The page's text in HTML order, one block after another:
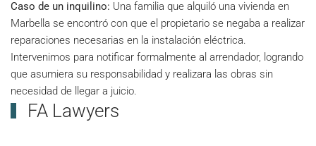
Caso de un inquilino: Una familia que alquiló una vivienda en
Marbella se encontró con que el propietario se negaba a realizar
reparaciones necesarias en la instalación eléctrica.
Intervenimos para notificar formalmente al arrendador, logrando
que asumiera su responsabilidad y realizara las obras sin
necesidad de llegar a juicio.
FA Lawyers